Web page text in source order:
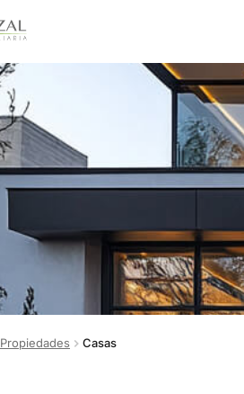
Propiedades Casas